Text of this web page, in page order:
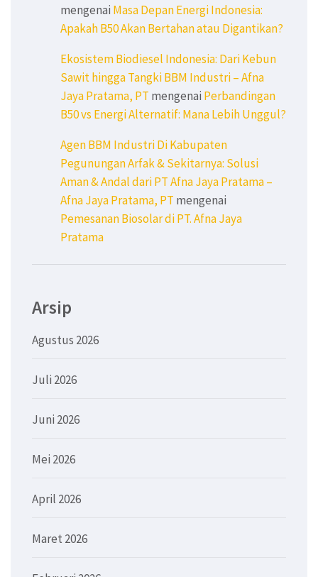
mengenai Masa Depan Energi Indonesia:
Apakah B50 Akan Bertahan atau Digantikan?
Ekosistem Biodiesel Indonesia: Dari Kebun
Sawit hingga Tangki BBM Industri – Afna
Jaya Pratama, PT mengenai Perbandingan
B50 vs Energi Alternatif: Mana Lebih Unggul?
Agen BBM Industri Di Kabupaten
Pegunungan Arfak & Sekitarnya: Solusi
Aman & Andal dari PT Afna Jaya Pratama –
Afna Jaya Pratama, PT mengenai
Pemesanan Biosolar di PT. Afna Jaya
Pratama
Arsip
Agustus 2026
Juli 2026
Juni 2026
Mei 2026
April 2026
Maret 2026